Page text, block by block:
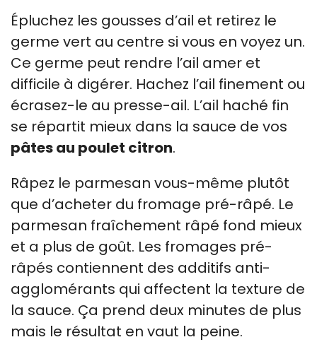
Épluchez les gousses d’ail et retirez le
germe vert au centre si vous en voyez un.
Ce germe peut rendre l’ail amer et
difficile à digérer. Hachez l’ail finement ou
écrasez-le au presse-ail. L’ail haché fin
se répartit mieux dans la sauce de vos
pâtes au poulet citron.
Râpez le parmesan vous-même plutôt
que d’acheter du fromage pré-râpé. Le
parmesan fraîchement râpé fond mieux
et a plus de goût. Les fromages pré-
râpés contiennent des additifs anti-
agglomérants qui affectent la texture de
la sauce. Ça prend deux minutes de plus
mais le résultat en vaut la peine.